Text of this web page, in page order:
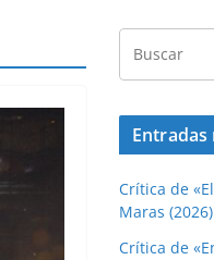
Entradas
Crítica de
Maras (2026)
Crítica de